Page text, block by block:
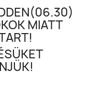
MIATT